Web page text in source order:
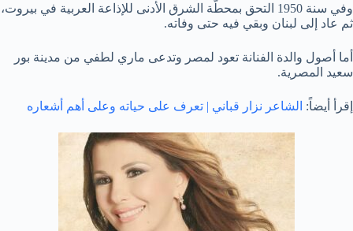
وفي سنة 1950 التحق بمحطّة الشرق الأدنى للإذاعة العربية في بيروت،
ثم عاد إلى لبنان وبقي فيه حتى وفاته.
أما أصول والدة الفنانة تعود لمصر وتدعى ماري لطفي من مدينة بور
سعيد المصرية.
إقرأ أيضاً: الشاعر نزار قباني | تعرف على حياته وعلى أهم أشعاره